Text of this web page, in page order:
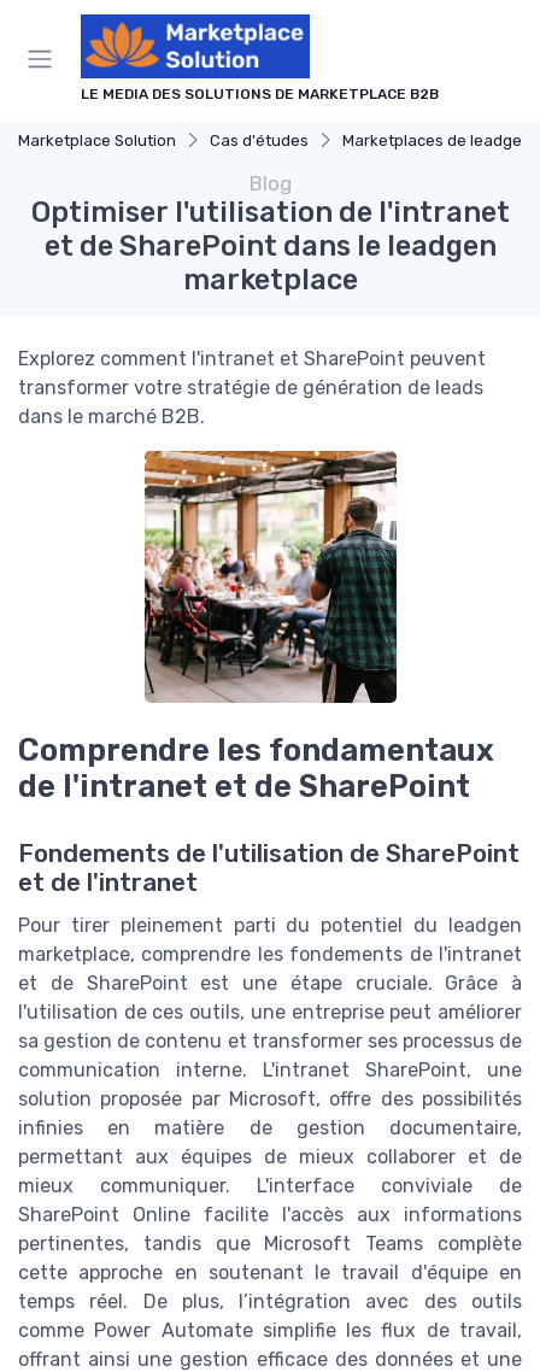
LE MEDIA DES SOLUTIONS DE MARKETPLACE B2B
Marketplace Solution Cas d'études Marketplaces de leadgen
Blog
Optimiser l'utilisation de l'intranet
et de SharePoint dans le leadgen
marketplace
Explorez comment l'intranet et SharePoint peuvent
transformer votre stratégie de génération de leads
dans le marché B2B.
Comprendre les fondamentaux
de l'intranet et de SharePoint
Fondements de l'utilisation de SharePoint
et de l'intranet
Pour tirer pleinement parti du potentiel du leadgen
marketplace, comprendre les fondements de l'intranet
et de SharePoint est une étape cruciale. Grâce à
l'utilisation de ces outils, une entreprise peut améliorer
sa gestion de contenu et transformer ses processus de
communication interne. L'intranet SharePoint, une
solution proposée par Microsoft, offre des possibilités
infinies en matière de gestion documentaire,
permettant aux équipes de mieux collaborer et de
mieux communiquer. L'interface conviviale de
SharePoint Online facilite l'accès aux informations
pertinentes, tandis que Microsoft Teams complète
cette approche en soutenant le travail d'équipe en
temps réel. De plus, l’intégration avec des outils
comme Power Automate simplifie les flux de travail,
offrant ainsi une gestion efficace des données et une
Panneau de gestion des cookies